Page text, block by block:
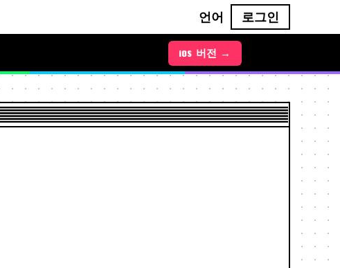
언어 로그인
Android 버전 →
iOS 버전 →